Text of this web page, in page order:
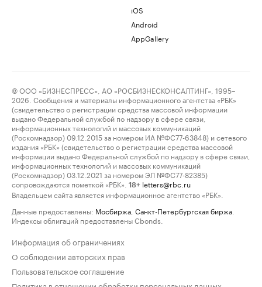
iOS
Android
AppGallery
© ООО «БИЗНЕСПРЕСС», АО «РОСБИЗНЕСКОНСАЛТИНГ», 1995–
2026. Сообщения и материалы информационного агентства «РБК»
(свидетельство о регистрации средства массовой информации
выдано Федеральной службой по надзору в сфере связи,
информационных технологий и массовых коммуникаций
(Роскомнадзор) 09.12.2015 за номером ИА №ФС77-63848) и сетевого
издания «РБК» (свидетельство о регистрации средства массовой
информации выдано Федеральной службой по надзору в сфере связи,
информационных технологий и массовых коммуникаций
(Роскомнадзор) 03.12.2021 за номером ЭЛ №ФС77-82385)
сопровождаются пометкой «РБК».
18+ letters@rbc.ru
Владельцем сайта является информационное агентство «РБК».
Данные предоставлены: Мосбиржа Санкт-Петербургская биржа
Индексы облигаций предоставлены Cbonds.
Информация об ограничениях
О соблюдении авторских прав
Пользовательское соглашение